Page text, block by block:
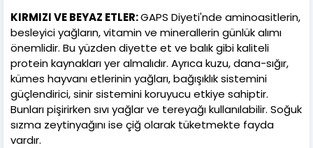
KIRMIZI VE BEYAZ ETLER:GAPS Diyeti'nde aminoasitlerin,
besleyici yağların, vitamin ve minerallerin günlük alımı
önemlidir. Bu yüzden diyette et ve balık gibi kaliteli
protein kaynakları yer almalıdır. Ayrıca kuzu, dana-sığır,
kümes hayvanı etlerinin yağları, bağışıklık sistemini
güçlendirici, sinir sistemini koruyucu etkiye sahiptir.
Bunları pişirirken sıvı yağlar ve tereyağı kullanılabilir. Soğuk
sızma zeytinyağını ise çiğ olarak tüketmekte fayda
vardır.